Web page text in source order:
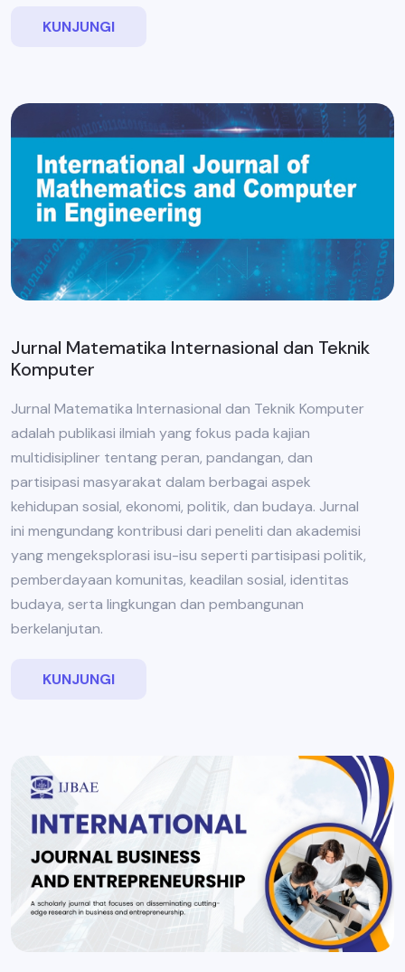
KUNJUNGI
Jurnal Matematika Internasional dan Teknik
Komputer
Jurnal Matematika Internasional dan Teknik Komputer
adalah publikasi ilmiah yang fokus pada kajian
multidisipliner tentang peran, pandangan, dan
partisipasi masyarakat dalam berbagai aspek
kehidupan sosial, ekonomi, politik, dan budaya. Jurnal
ini mengundang kontribusi dari peneliti dan akademisi
yang mengeksplorasi isu-isu seperti partisipasi politik,
pemberdayaan komunitas, keadilan sosial, identitas
budaya, serta lingkungan dan pembangunan
berkelanjutan.
KUNJUNGI